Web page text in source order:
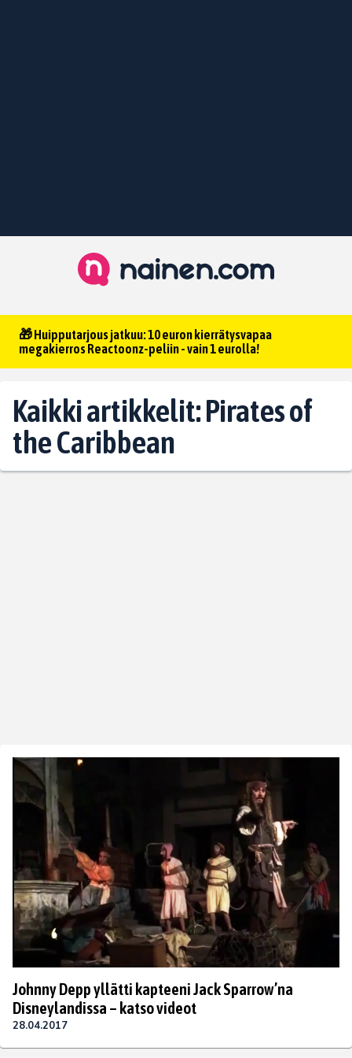
🎁 Huipputarjous jatkuu: 10 euron kierrätysvapaa
megakierros Reactoonz-peliin - vain 1 eurolla!
Kaikki artikkelit: Pirates of
the Caribbean
Johnny Depp yllätti kapteeni Jack Sparrow’na
Disneylandissa – katso videot
28.04.2017